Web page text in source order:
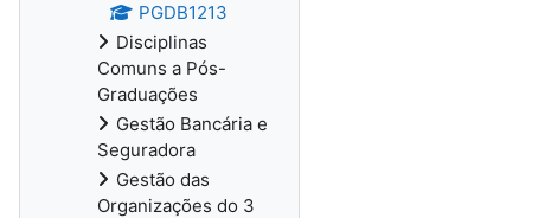
PGDB1213
Disciplinas
Comuns a Pós-
Graduações
Gestão Bancária e
Seguradora
Gestão das
Organizações do 3